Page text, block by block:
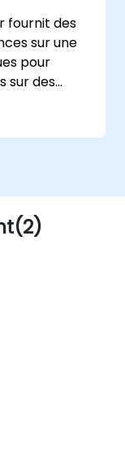
fournit des
sur une
pour
sur des
et de